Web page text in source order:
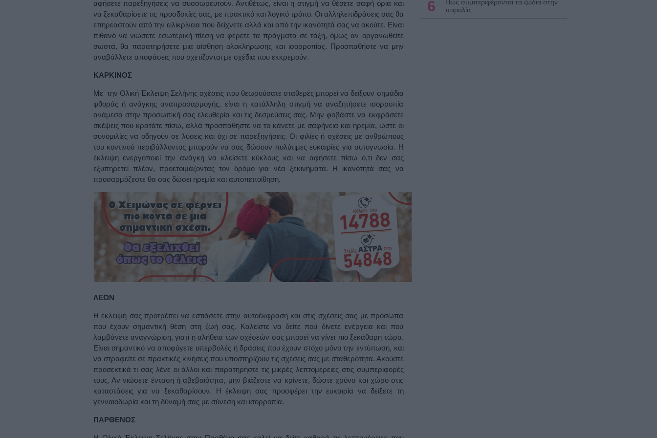
αφήσετε παρεξηγήσεις να συσσωρευτούν. Αντιθέτως, είναι η στιγμή να θέσετε σαφή όρια και
να ξεκαθαρίσετε τις προσδοκίες σας, με πρακτικό και λογικό τρόπο. Οι αλληλεπιδράσεις σας θα
επηρεαστούν από την ειλικρίνεια που δείχνετε αλλά και από την ικανότητά σας να ακούτε. Είναι
πιθανό να νιώσετε εσωτερική πίεση να φέρετε τα πράγματα σε τάξη, όμως αν οργανωθείτε
σωστά, θα παρατηρήσετε μια αίσθηση ολοκλήρωσης και ισορροπίας. Προσπαθήστε να μην
αναβάλλετε αποφάσεις που σχετίζονται με σχέδια που εκκρεμούν.
ΚΑΡΚΙΝΟΣ
Με την Ολική Έκλειψη Σελήνης σχέσεις που θεωρούσατε σταθερές μπορεί να δείξουν σημάδια
φθοράς ή ανάγκης αναπροσαρμογής, είναι η κατάλληλη στιγμή να αναζητήσετε ισορροπία
ανάμεσα στην προσωπική σας ελευθερία και τις δεσμεύσεις σας. Μην φοβάστε να εκφράσετε
σκέψεις που κρατάτε πίσω, αλλά προσπαθήστε να το κάνετε με σαφήνεια και ηρεμία, ώστε οι
συνομιλίες να οδηγούν σε λύσεις και όχι σε παρεξηγήσεις. Οι φιλίες ή σχέσεις με ανθρώπους
του κοντινού περιβάλλοντος μπορούν να σας δώσουν πολύτιμες ευκαιρίες για αυτογνωσία. Η
έκλειψη ενεργοποιεί την ανάγκη να κλείσετε κύκλους και να αφήσετε πίσω ό,τι δεν σας
εξυπηρετεί πλέον, προετοιμάζοντας τον δρόμο για νέα ξεκινήματα. Η ικανότητά σας να
προσαρμόζεστε θα σας δώσει ηρεμία και αυτοπεποίθηση.
ΛΕΩΝ
Η έκλειψη σας προτρέπει να εστιάσετε στην αυτοέκφραση και στις σχέσεις σας με πρόσωπα
που έχουν σημαντική θέση στη ζωή σας. Καλείστε να δείτε πού δίνετε ενέργεια και πού
λαμβάνετε αναγνώριση, γιατί η αλήθεια των σχέσεών σας μπορεί να γίνει πιο ξεκάθαρη τώρα.
Είναι σημαντικό να αποφύγετε υπερβολές ή δράσεις που έχουν στόχο μόνο την εντύπωση, και
να στραφείτε σε πρακτικές κινήσεις που υποστηρίζουν τις σχέσεις σας με σταθερότητα. Ακούστε
προσεκτικά τι σας λένε οι άλλοι και παρατηρήστε τις μικρές λεπτομέρειες στις συμπεριφορές
τους. Αν νιώσετε ένταση ή αβεβαιότητα, μην βιάζεστε να κρίνετε, δώστε χρόνο και χώρο στις
καταστάσεις για να ξεκαθαρίσουν. Η έκλειψη σας προσφέρει την ευκαιρία να δείξετε τη
γενναιοδωρία και τη δύναμή σας με σύνεση και ισορροπία.
ΠΑΡΘΕΝΟΣ
6
Πως συμπεριφέρονται τα ζώδια στην
παραλία;